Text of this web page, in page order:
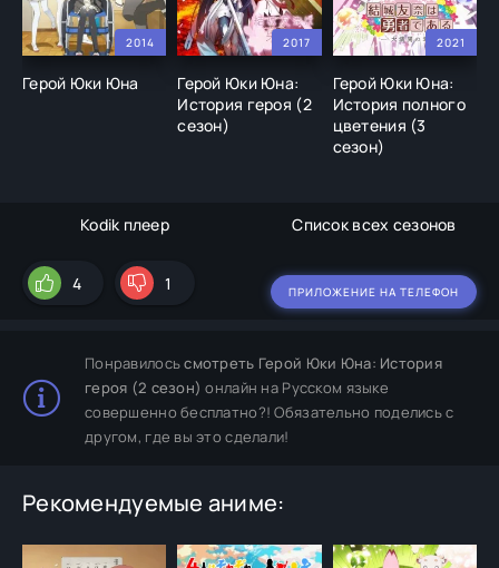
2014
Герой Юки Юна
2017
Герой Юки Юна:
История героя (2
сезон)
2021
Герой Юки Юна:
История полного
цветения (3
сезон)
Kodik плеер Список всех сезонов
4 1 ПРИЛОЖЕНИЕ НА ТЕЛЕФОН
Понравилосьсмотреть Герой Юки Юна: История
героя (2 сезон) онлайн на Русском языке
совершенно бесплатно?! Обязательно поделись с
другом, где вы это сделали!
Рекомендуемые аниме: